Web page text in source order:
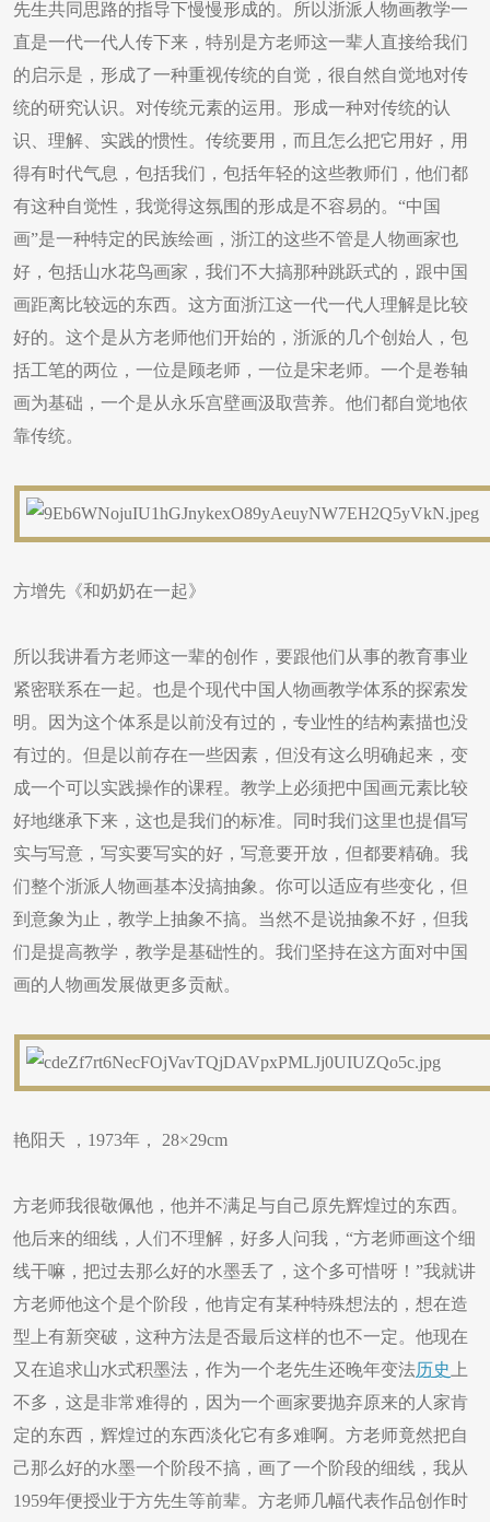
先生共同思路的指导下慢慢形成的。所以浙派人物画教学一
直是一代一代人传下来，特别是方老师这一辈人直接给我们
的启示是，形成了一种重视传统的自觉，很自然自觉地对传
统的研究认识。对传统元素的运用。形成一种对传统的认
识、理解、实践的惯性。传统要用，而且怎么把它用好，用
得有时代气息，包括我们，包括年轻的这些教师们，他们都
有这种自觉性，我觉得这氛围的形成是不容易的。“中国
画”是一种特定的民族绘画，浙江的这些不管是人物画家也
好，包括山水花鸟画家，我们不大搞那种跳跃式的，跟中国
画距离比较远的东西。这方面浙江这一代一代人理解是比较
好的。这个是从方老师他们开始的，浙派的几个创始人，包
括工笔的两位，一位是顾老师，一位是宋老师。一个是卷轴
画为基础，一个是从永乐宫壁画汲取营养。他们都自觉地依
靠传统。
方增先《和奶奶在一起》
所以我讲看方老师这一辈的创作，要跟他们从事的教育事业
紧密联系在一起。也是个现代中国人物画教学体系的探索发
明。因为这个体系是以前没有过的，专业性的结构素描也没
有过的。但是以前存在一些因素，但没有这么明确起来，变
成一个可以实践操作的课程。教学上必须把中国画元素比较
好地继承下来，这也是我们的标准。同时我们这里也提倡写
实与写意，写实要写实的好，写意要开放，但都要精确。我
们整个浙派人物画基本没搞抽象。你可以适应有些变化，但
到意象为止，教学上抽象不搞。当然不是说抽象不好，但我
们是提高教学，教学是基础性的。我们坚持在这方面对中国
画的人物画发展做更多贡献。
​艳阳天 ，1973年， 28×29cm
方老师我很敬佩他，他并不满足与自己原先辉煌过的东西。
他后来的细线，人们不理解，好多人问我，“方老师画这个细
线干嘛，把过去那么好的水墨丢了，这个多可惜呀！”我就讲
方老师他这个是个阶段，他肯定有某种特殊想法的，想在造
型上有新突破，这种方法是否最后这样的也不一定。他现在
又在追求山水式积墨法，作为一个老先生还晚年变法历史 上
不多，这是非常难得的，因为一个画家要抛弃原来的人家肯
定的东西，辉煌过的东西淡化它有多难啊。方老师竟然把自
己那么好的水墨一个阶段不搞，画了一个阶段的细线，我从
1959年便授业于方先生等前辈。方老师几幅代表作品创作时